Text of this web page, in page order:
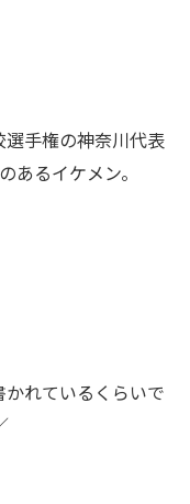
選手権の神奈川代表
あるイケメン。
れているくらいで